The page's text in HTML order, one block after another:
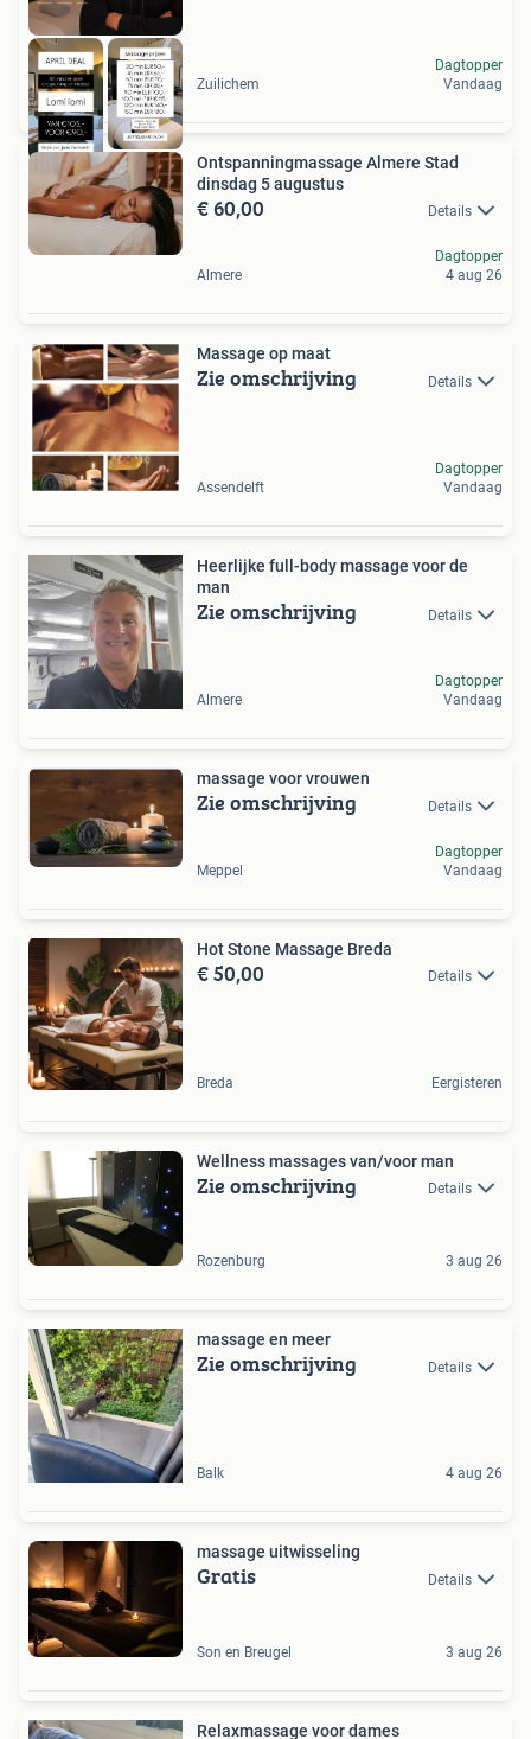
Zuilichem
Dagtopper
Vandaag
Ontspanningmassage Almere Stad
dinsdag 5 augustus
€ 60,00 Details
Almere
Dagtopper
4 aug 26
Massage op maat
Zie omschrijving Details
Assendelft
Dagtopper
Vandaag
Heerlijke full-body massage voor de
man
Zie omschrijving Details
Almere
Dagtopper
Vandaag
massage voor vrouwen
Zie omschrijving Details
Meppel
Dagtopper
Vandaag
Hot Stone Massage Breda
€ 50,00 Details
Breda Eergisteren
Wellness massages van/voor man
Zie omschrijving Details
Rozenburg 3 aug 26
massage en meer
Zie omschrijving Details
Balk 4 aug 26
massage uitwisseling
Gratis Details
Son en Breugel 3 aug 26
Relaxmassage voor dames